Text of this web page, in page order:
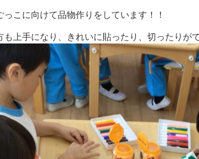
っこに向けて品物作りをしています！！
も上手になり、きれいに貼ったり、切ったりが